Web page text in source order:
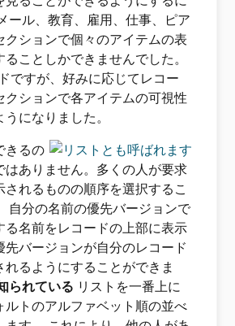
ール、教育、雇用、仕事、ピア
クションで個々のアイテムの表
ことしかできませんでした。
ですが、好みに応じてレコー
クションで各アイテムの可視性
になりました。
きるの
はありません。多くの人が要求
されるものの順序を選択するこ
自分の名前の優先バージョンで
る名前をレコードの上部に表示
先バージョンが自分のレコード
るようにすることができま
られている リストを一番上に
ルトのアルファベット順の並べ